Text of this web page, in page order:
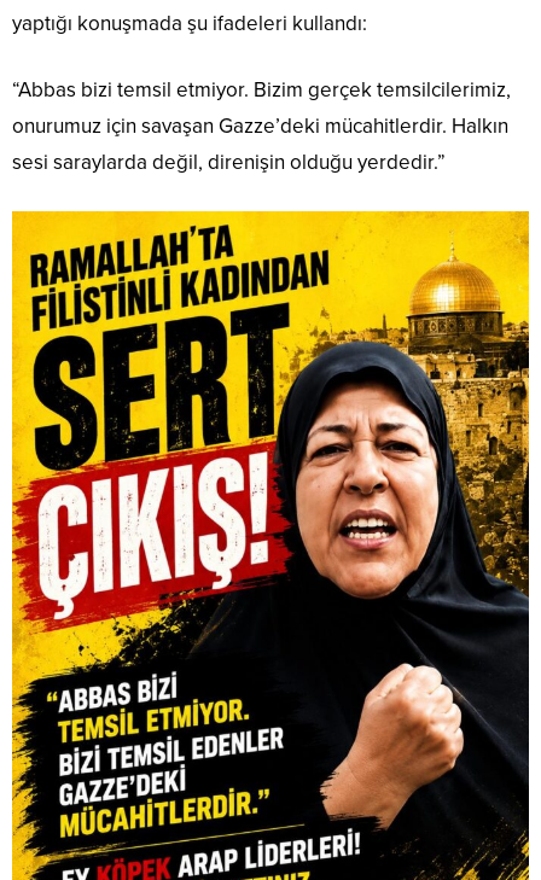
yaptığı konuşmada şu ifadeleri kullandı:
“Abbas bizi temsil etmiyor. Bizim gerçek temsilcilerimiz,
onurumuz için savaşan Gazze’deki mücahitlerdir. Halkın
sesi saraylarda değil, direnişin olduğu yerdedir.”